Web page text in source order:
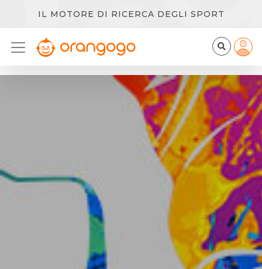
IL MOTORE DI RICERCA DEGLI SPORT